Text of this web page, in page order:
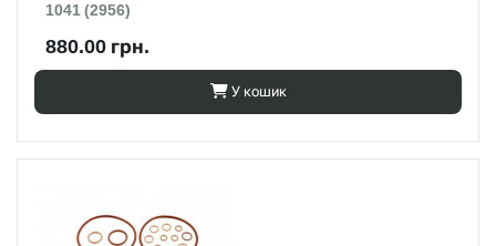
1041 (2956)
880.00 грн.
У кошик